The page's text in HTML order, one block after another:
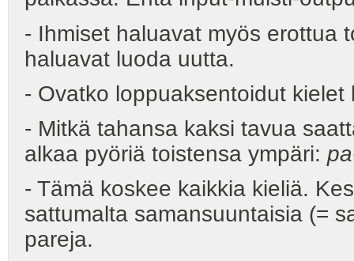
- Ihmiset haluavat myös erottua
haluavat luoda uutta.
- Ovatko loppuaksentoidut kielet
- Mitkä tahansa kaksi tavua
alkaa pyöriä toistensa ympäri:
- Tämä koskee kaikkia kieliä.
sattumalta samansuuntaisia (=
pareja.